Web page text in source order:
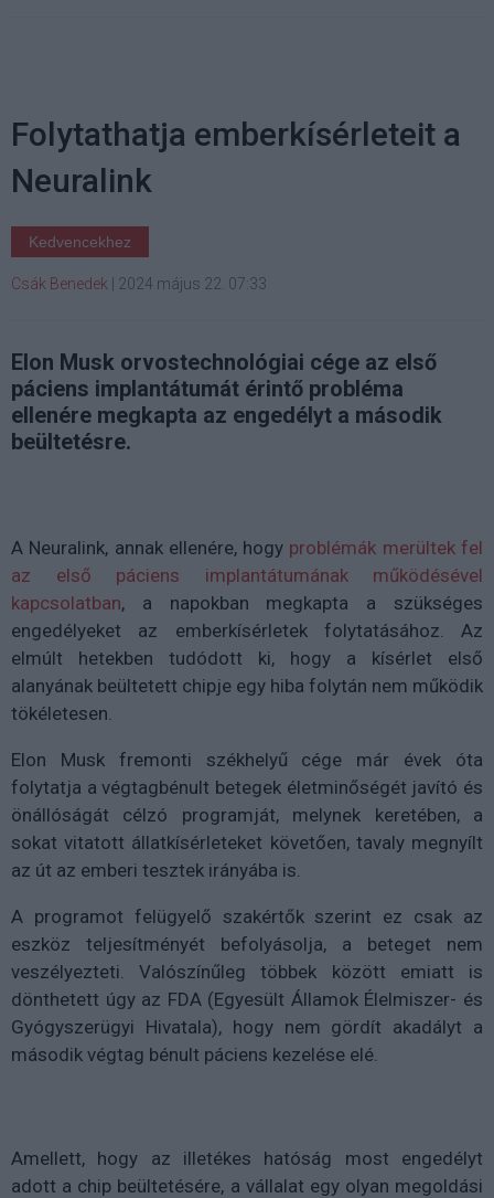
Folytathatja emberkísérleteit a
Neuralink
Kedvencekhez
Csák Benedek | 2024 május 22. 07:33
Elon Musk orvostechnológiai cége az első
páciens implantátumát érintő probléma
ellenére megkapta az engedélyt a második
beültetésre.
A Neuralink, annak ellenére, hogy problémák merültek fel
az első páciens implantátumának működésével
kapcsolatban, a napokban megkapta a szükséges
engedélyeket az emberkísérletek folytatásához. Az
elmúlt hetekben tudódott ki, hogy a kísérlet első
alanyának beültetett chipje egy hiba folytán nem működik
tökéletesen.
Elon Musk fremonti székhelyű cége már évek óta
folytatja a végtagbénult betegek életminőségét javító és
önállóságát célzó programját, melynek keretében, a
sokat vitatott állatkísérleteket követően, tavaly megnyílt
az út az emberi tesztek irányába is.
A programot felügyelő szakértők szerint ez csak az
eszköz teljesítményét befolyásolja, a beteget nem
veszélyezteti. Valószínűleg többek között emiatt is
dönthetett úgy az FDA (Egyesült Államok Élelmiszer- és
Gyógyszerügyi Hivatala), hogy nem gördít akadályt a
második végtag bénult páciens kezelése elé.
Amellett, hogy az illetékes hatóság most engedélyt
adott a chip beültetésére, a vállalat egy olyan megoldási